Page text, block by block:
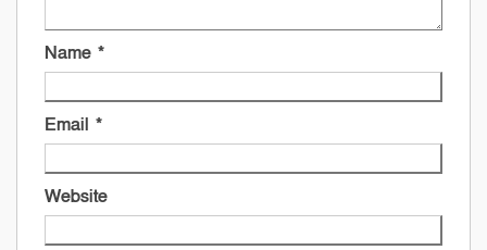
Name *
Email *
Website